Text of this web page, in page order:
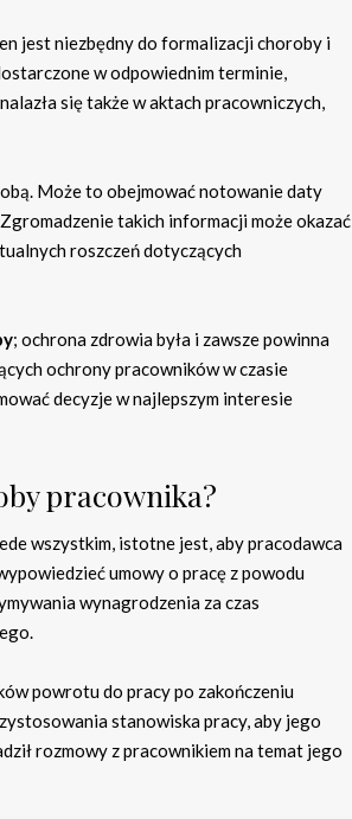
jest niezbędny do formalizacji choroby i
w odpowiednim terminie,
się także w aktach pracowniczych,
Może to obejmować notowanie daty
takich informacji może okazać
roszczeń dotyczących
; ochrona zdrowia była i zawsze powinna
ochrony pracowników w czasie
decyzje w najlepszym interesie
pracownika?
wszystkim, istotne jest, aby pracodawca
umowy o pracę z powodu
wynagrodzenia za czas
powrotu do pracy po zakończeniu
stanowiska pracy, aby jego
rozmowy z pracownikiem na temat jego